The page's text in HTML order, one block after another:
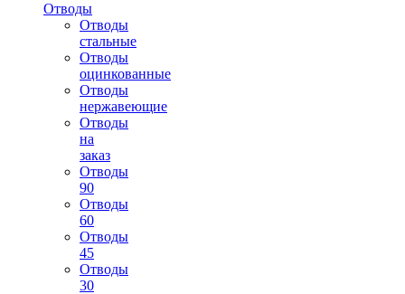
Отводы
Отводы
стальные
Отводы
оцинкованные
Отводы
нержавеющие
Отводы
на
заказ
Отводы
90
Отводы
60
Отводы
45
Отводы
30